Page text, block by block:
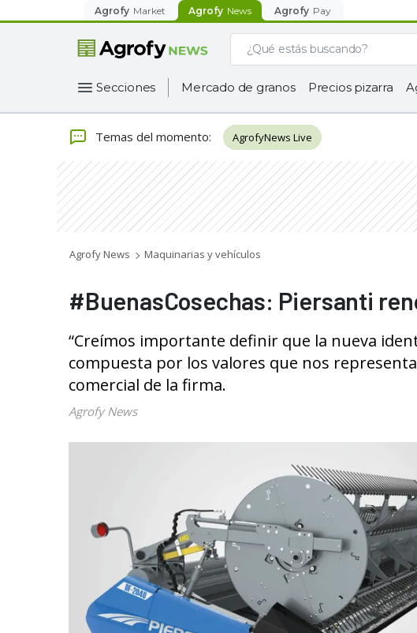
Agrofy Market Agrofy News Agrofy Pay
Secciones Mercado de granos Precios pizarra
Temas del momento: AgrofyNews Live
Agrofy News Maquinarias y vehículos
#BuenasCosechas: Piersanti
“Creímos importante definir que la nueva
compuesta por los valores que nos
comercial de la firma.
Agrofy News